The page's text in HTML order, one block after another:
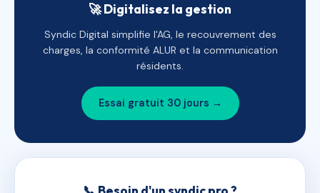
🚀 Digitalisez la gestion
Syndic Digital simplifie l'AG, le recouvrement des
charges, la conformité ALUR et la communication
résidents.
Essai gratuit 30 jours →